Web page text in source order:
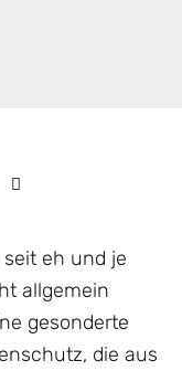
eh und je
allgemein
gesonderte
die aus